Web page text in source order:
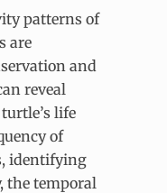
patterns of
are
and
reveal
life
of
identifying
the temporal